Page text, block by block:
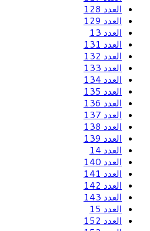
العدد 128
العدد 129
العدد 13
العدد 131
العدد 132
العدد 133
العدد 134
العدد 135
العدد 136
العدد 137
العدد 138
العدد 139
العدد 14
العدد 140
العدد 141
العدد 142
العدد 143
العدد 15
العدد 152